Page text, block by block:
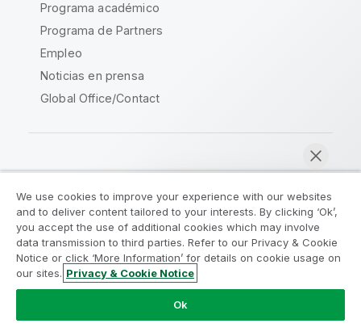
Programa académico
Programa de Partners
Empleo
Noticias en prensa
Global Office/Contact
Acuerdos legales
Condiciones del producto
Legal Policies
Política legal
Condiciones de uso
Marcas comerciales
Do Not Share My Info
Copyright © 1993-2026 QlikTech International AB.
We use cookies to improve your experience with our websites
and to deliver content tailored to your interests. By clicking ‘Ok’,
you accept the use of additional cookies which may involve
data transmission to third parties. Refer to our Privacy & Cookie
Notice or click ‘More Information’ for details on cookie usage on
our sites. Privacy & Cookie Notice
Ok